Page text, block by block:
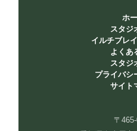
ホ
スタジ
イルチブレ
よくあ
スタジ
プライバシ
サイト
〒